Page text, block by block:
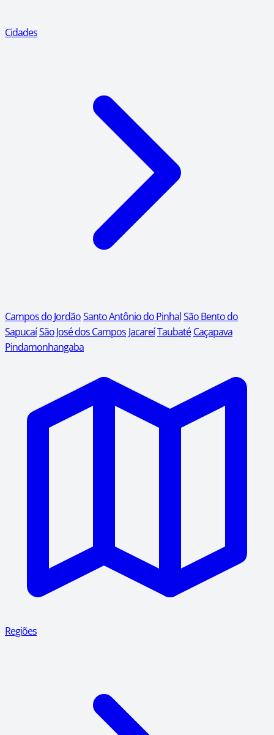
Cidades
Campos do JordãoSanto Antônio do PinhalSão Bento do
SapucaíSão José dos Campos JacareíTaubaté Caçapava
Pindamonhangaba
Regiões